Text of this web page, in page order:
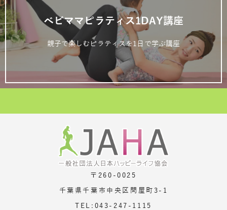
ベビママピラティス1DAY講座
親子で楽しむピラティスを1日で学ぶ講座
〒260-0025
千葉県千葉市中央区問屋町3-1
TEL:043-247-1115